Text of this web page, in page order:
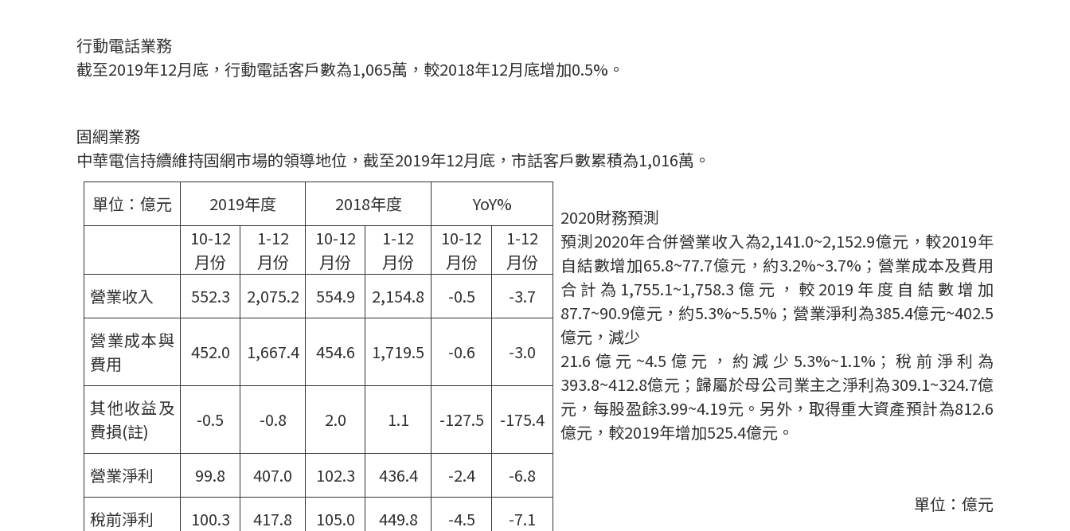
行動電話業務
截至2019年12月底，行動電話客戶數為1,065萬，較2018年12月底增加0.5% 。
固網業務
中華電信持續維持固網市場的領導地位，截至2019年12月底，市話客戶數累積為1,016萬。
單位：億元
2019年度 2018年度
YoY%
10-12
月份
1-12
月份
10-12
月份
1-12
月份
10-12
月份
1-12
月份
營業收入
552.3 2,075.2 554.9 2,154.8 -0.5
-3.7
營業成本與
費用
452.0 1,667.4 454.6 1,719.5 -0.6 -3.0
其他收益及
費損(註)
-0.5 -0.8 2.0 1.1 -127.5 -175.4
營業淨利 99.8 407.0 102.3 436.4 -2.4
-6.8
稅前淨利
100.3 417.8 105.0 449.8 -4.5
-7.1
2020財務預測
預測2020年合併營業收入為2,141.0~2,152.9億元，較2019年
自結數增加65.8~77.7億元，約3.2%~3.7% ；營業成本及費用
合計為 1,755.1~1,758.3 億元，較 2019 年度自結數增加
87.7~90.9億元，約5.3%~5.5% ；營業淨利為385.4億元~402.5
億元，減少
21.6 億元 ~4.5 億元，約減少 5.3%~1.1% ；稅前淨利為
393.8~412.8億元；歸屬於母公司業主之淨利為309.1~324.7億
元，每股盈餘3.99~4.19元。另外，取得重大資產預計為812.6
億元，較2019年增加525.4億元。
單位：億元